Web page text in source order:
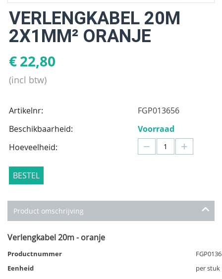
VERLENGKABEL 20M
2X1MM² ORANJE
€22,80
(incl btw)
Artikelnr:
FGP013656
Beschikbaarheid:
Voorraad
Hoeveelheid:
+
−
BESTEL
Product omschrijving
Verlengkabel 20m - oranje
Productnummer
Eenheid
per stuk